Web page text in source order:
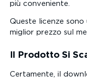
più conveniente.
Queste licenze
miglior prezzo sul
Il Prodotto Si
Certamente, il